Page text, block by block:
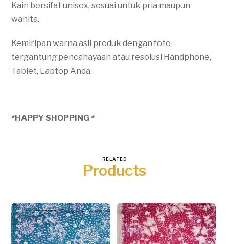
Kain bersifat unisex, sesuai untuk pria maupun
wanita.
Kemiripan warna asli produk dengan foto
tergantung pencahayaan atau resolusi Handphone,
Tablet, Laptop Anda.
*HAPPY SHOPPING *
RELATED
Products